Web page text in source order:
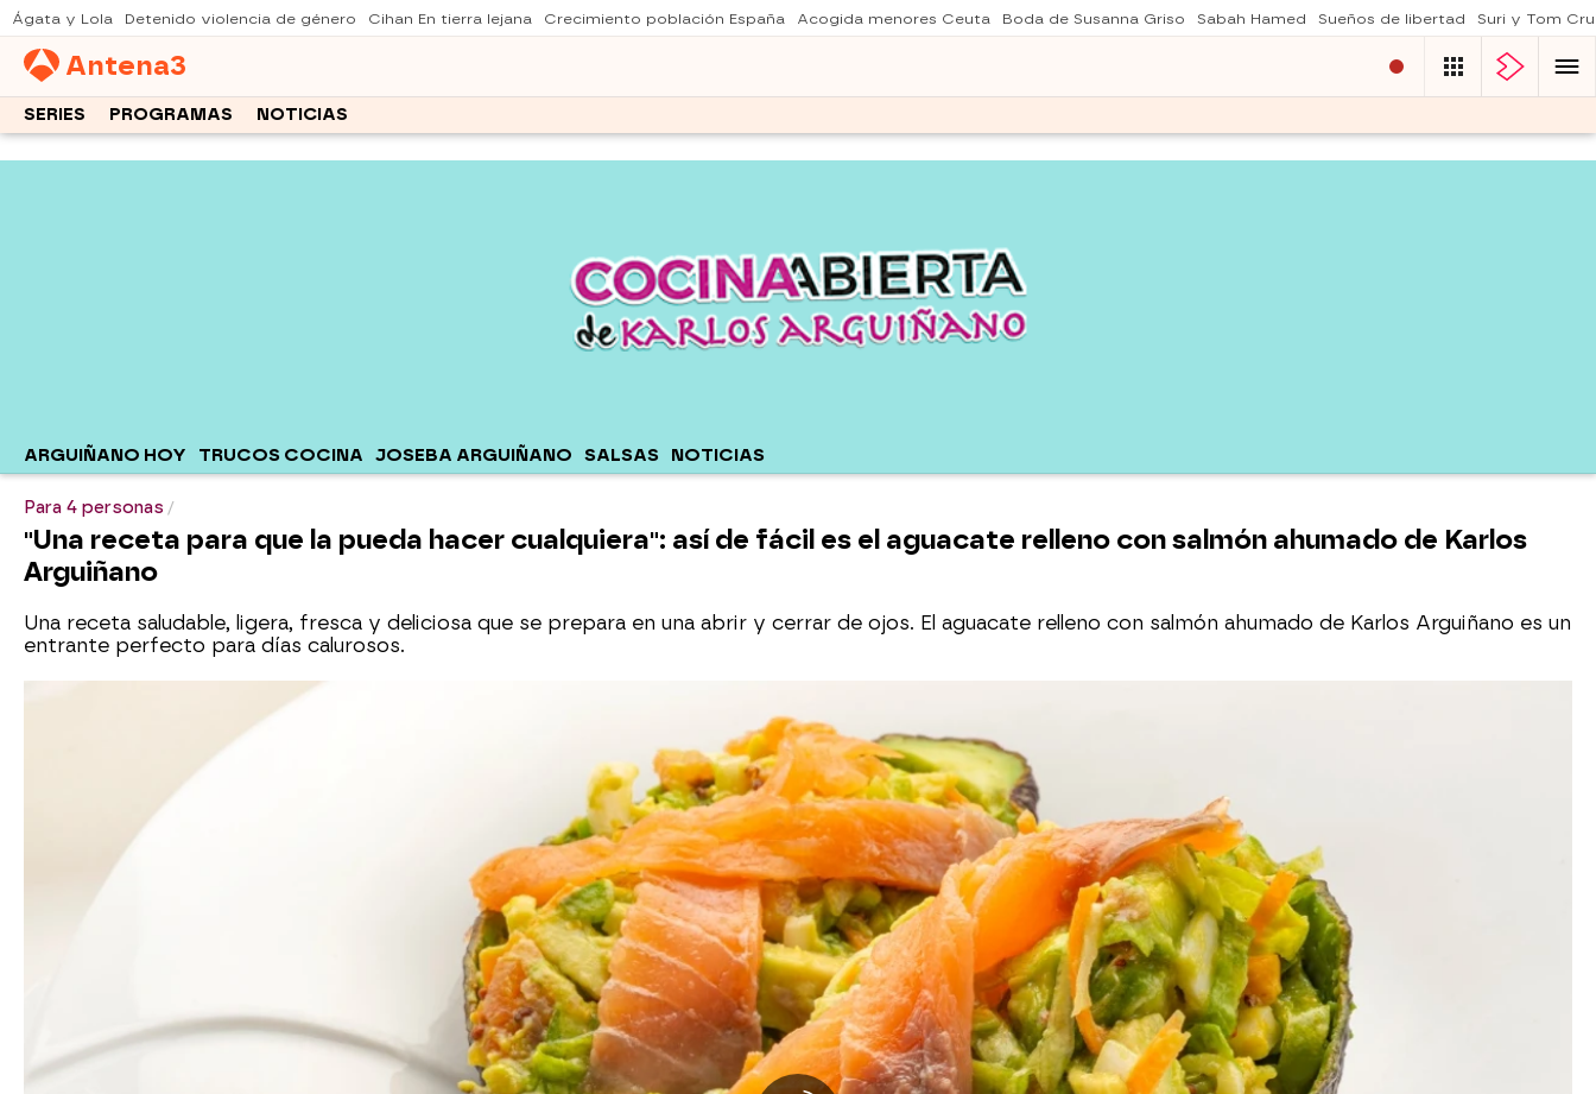
Ágata y Lola Detenido violencia de género Cihan En tierra lejana Crecimiento población España Acogida menores Ceuta Boda de Susanna Griso Sabah Hamed Sueños de libertad Suri y Tom
Antena3
SERIES PROGRAMAS NOTICIAS
ARGUIÑANO HOY TRUCOS COCINA JOSEBA ARGUIÑANO SALSAS NOTICIAS
Para 4 personas
"Una receta para que la pueda hacer cualquiera": así de fácil es el aguacate relleno con salmón ahumado de Karlos
Arguiñano
Una receta saludable, ligera, fresca y deliciosa que se prepara en una abrir y cerrar de ojos. El aguacate relleno con salmón ahumado de Karlos Arguiñano es un
entrante perfecto para días calurosos.